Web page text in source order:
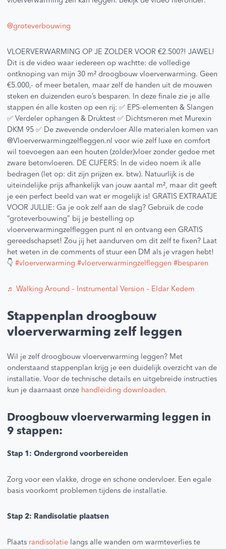
@groteverbouwing
VLOERVERWARMING OP JE ZOLDER VOOR €2.500?! JAWEL!
Dit is de video waar iedereen op wachtte: de volledige
ontknoping van mijn 30 m² droogbouw vloerverwarming. Geen
€5.000,- of meer betalen, maar zelf de handen uit de mouwen
steken en duizenden euro’s besparen. In deze finale zie je alle
stappen én alle kosten op een rij: ✅ EPS-elementen & Slangen
✅ Verdeler ophangen & Druktest ✅ Dichtsmeren met Murexin
DKM 95 ✅ De zwevende ondervloer Alle materialen komen van
@Vloerverwarmingzelfleggen.nl voor wie zelf luxe en comfort
wil toevoegen aan een houten (zolder)vloer zonder gedoe met
zware betonvloeren. DE CIJFERS: In de video noem ik alle
bedragen (let op: dit zijn prijzen ex. btw). Natuurlijk is de
uiteindelijke prijs afhankelijk van jouw aantal m², maar dit geeft
je een perfect beeld van wat er mogelijk is! GRATIS EXTRAATJE
VOOR JULLIE: Ga je ook zelf aan de slag? Gebruik de code
“groteverbouwing” bij je bestelling op
vloerverwarmingzelfleggen punt nl en ontvang een GRATIS
gereedschapset! Zou jij het aandurven om dit zelf te fixen? Laat
het weten in de comments of stuur een DM als je vragen hebt!
👇#vloerverwarming #vloerverwarmingzelfleggen #besparen
♬ Walking Around – Instrumental Version – Eldar Kedem
Stappenplan droogbouw
vloerverwarming zelf leggen
Wil je zelf droogbouw vloerverwarming leggen? Met
onderstaand stappenplan krijg je een duidelijk overzicht van de
installatie. Voor de technische details en uitgebreide instructies
kun je daarnaast onze handleiding downloaden.
Droogbouw vloerverwarming leggen in
9 stappen:
Stap 1: Ondergrond voorbereiden
Zorg voor een vlakke, droge en schone ondervloer. Een egale
basis voorkomt problemen tijdens de installatie.
Stap 2: Randisolatie plaatsen
Plaats randisolatie langs alle wanden om warmteverlies te